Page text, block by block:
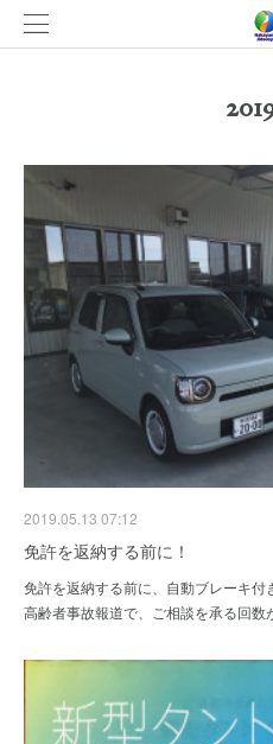
2019.05.13 07:12
免許を返納する前に！
免許を返納する前に、自動ブレーキ
高齢者事故報道で、ご相談を承る回